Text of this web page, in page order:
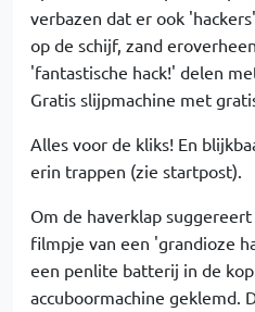
verbazen dat er ook
op de schijf, zand
'fantastische hack!' delen
Gratis slijpmachine met
Alles voor de kliks! En
erin trappen (zie startpost).
Om de haverklap
filmpje van een 'grandioze
een penlite batterij in de
accuboormachine geklemd.